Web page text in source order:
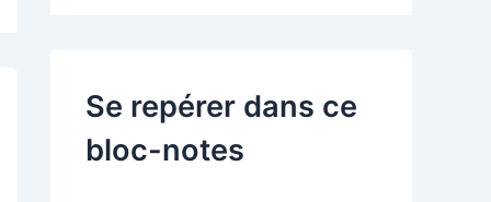
Se repérer dans ce
bloc-notes